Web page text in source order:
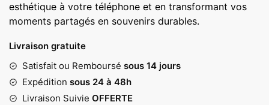
esthétique à votre téléphone et en transformant vos
moments partagés en souvenirs durables.
Livraison gratuite
Satisfait ou Remboursé sous 14 jours
Expédition sous 24 à 48h
Livraison Suivie OFFERTE